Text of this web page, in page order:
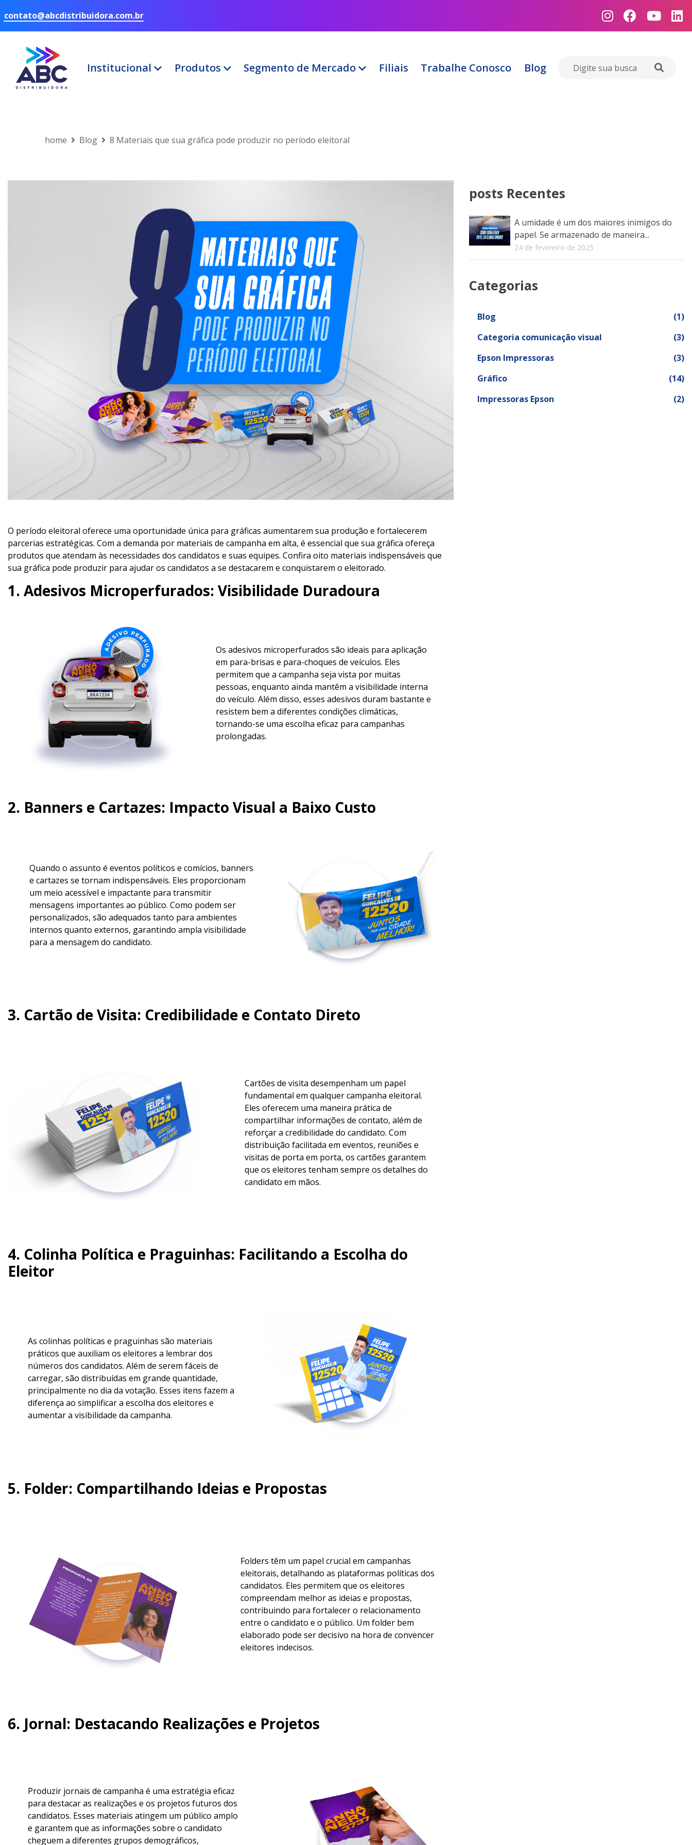
contato@abcdistribuidora.com.br
Institucional Produtos Segmento de Mercado Filiais Trabalhe Conosco Blog
home Blog 8 Materiais que sua gráfica pode produzir no período eleitoral
O período eleitoral oferece uma oportunidade única para gráficas aumentarem sua produção e fortalecerem
parcerias estratégicas. Com a demanda por materiais de campanha em alta, é essencial que sua gráfica ofereça
produtos que atendam às necessidades dos candidatos e suas equipes. Confira oito materiais indispensáveis que
sua gráfica pode produzir para ajudar os candidatos a se destacarem e conquistarem o eleitorado.
1. Adesivos Microperfurados: Visibilidade Duradoura
Os adesivos microperfurados são ideais para aplicação
em para-brisas e para-choques de veículos. Eles
permitem que a campanha seja vista por muitas
pessoas, enquanto ainda mantêm a visibilidade interna
do veículo. Além disso, esses adesivos duram bastante e
resistem bem a diferentes condições climáticas,
tornando-se uma escolha eficaz para campanhas
prolongadas.
2. Banners e Cartazes: Impacto Visual a Baixo Custo
Quando o assunto é eventos políticos e comícios, banners
e cartazes se tornam indispensáveis. Eles proporcionam
um meio acessível e impactante para transmitir
mensagens importantes ao público. Como podem ser
personalizados, são adequados tanto para ambientes
internos quanto externos, garantindo ampla visibilidade
para a mensagem do candidato.
3. Cartão de Visita: Credibilidade e Contato Direto
Cartões de visita desempenham um papel
fundamental em qualquer campanha eleitoral.
Eles oferecem uma maneira prática de
compartilhar informações de contato, além de
reforçar a credibilidade do candidato. Com
distribuição facilitada em eventos, reuniões e
visitas de porta em porta, os cartões garantem
que os eleitores tenham sempre os detalhes do
candidato em mãos.
4. Colinha Política e Praguinhas: Facilitando a Escolha do
Eleitor
As colinhas políticas e praguinhas são materiais
práticos que auxiliam os eleitores a lembrar dos
números dos candidatos. Além de serem fáceis de
carregar, são distribuídas em grande quantidade,
principalmente no dia da votação. Esses itens fazem a
diferença ao simplificar a escolha dos eleitores e
aumentar a visibilidade da campanha.
5. Folder: Compartilhando Ideias e Propostas
Folders têm um papel crucial em campanhas
eleitorais, detalhando as plataformas políticas dos
candidatos. Eles permitem que os eleitores
compreendam melhor as ideias e propostas,
contribuindo para fortalecer o relacionamento
entre o candidato e o público. Um folder bem
elaborado pode ser decisivo na hora de convencer
eleitores indecisos.
6. Jornal: Destacando Realizações e Projetos
Produzir jornais de campanha é uma estratégia eficaz
para destacar as realizações e os projetos futuros dos
candidatos. Esses materiais atingem um público amplo
e garantem que as informações sobre o candidato
cheguem a diferentes grupos demográficos,
posts Recentes
A umidade é um dos maiores inimigos do
papel. Se armazenado de maneira...
24 de fevereiro de 2025
Categorias
Blog
(1)
Categoria comunicação visual
(3)
Epson Impressoras
(3)
Gráfico
(14)
Impressoras Epson
(2)